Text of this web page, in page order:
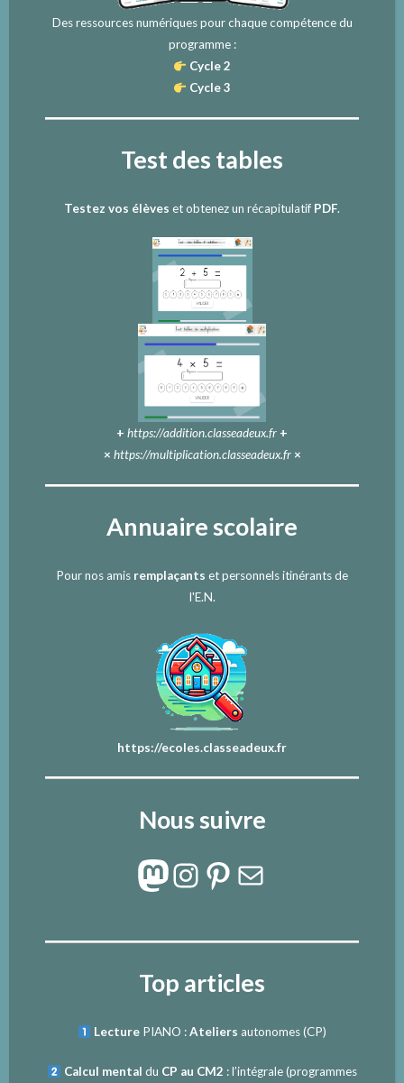
Des ressources numériques pour chaque compétence du
programme :
Cycle 2
Cycle 3
Test des tables
Testez vos élèves et obtenez un récapitulatif PDF.
+ https://addition.classeadeux.fr +
× https://multiplication.classeadeux.fr×
Annuaire scolaire
Pour nos amis remplaçants et personnels itinérants de
l'E.N.
https://ecoles.classeadeux.fr
Nous suivre
Mastodon
Instagram
Pinterest
E-mail
Top articles
Lecture PIANO :Ateliers autonomes (CP)
Calcul mental du CP au CM2 : l’intégrale (programmes